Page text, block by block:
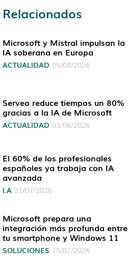
Relacionados
Microsoft y Mistral impulsan la
IA soberana en Europa
ACTUALIDAD 05/08/2026
Serveo reduce tiempos un 80%
gracias a la IA de Microsoft
ACTUALIDAD 03/08/2026
El 60% de los profesionales
españoles ya trabaja con IA
avanzada
I.A 31/07/2026
Microsoft prepara una
integración más profunda entre
tu smartphone y Windows 11
SOLUCIONES 15/07/2026